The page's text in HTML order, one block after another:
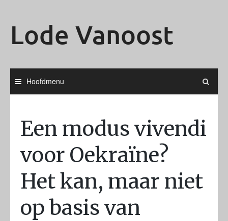
Lode Vanoost
Hoofdmenu
Een modus vivendi
voor Oekraïne?
Het kan, maar niet
op basis van